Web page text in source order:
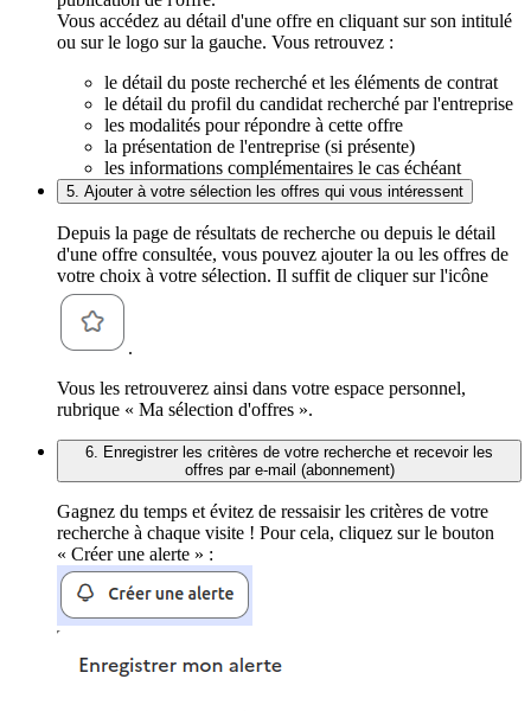
Vous accédez au détail d'une offre en cliquant sur son intitulé
ou sur le logo sur la gauche. Vous retrouvez :
le détail du poste recherché et les éléments de contrat
le détail du profil du candidat recherché par l'entreprise
les modalités pour répondre à cette offre
la présentation de l'entreprise (si présente)
les informations complémentaires le cas échéant
5. Ajouter à votre sélection les offres qui vous intéressent
Depuis la page de résultats de recherche ou depuis le détail
d'une offre consultée, vous pouvez ajouter la ou les offres de
votre choix à votre sélection. Il suffit de cliquer sur l'icône
.
Vous les retrouverez ainsi dans votre espace personnel,
rubrique « Ma sélection d'offres ».
6. Enregistrer les critères de votre recherche et recevoir les
offres par e-mail (abonnement)
Gagnez du temps et évitez de ressaisir les critères de votre
recherche à chaque visite ! Pour cela, cliquez sur le bouton
« Créer une alerte » :